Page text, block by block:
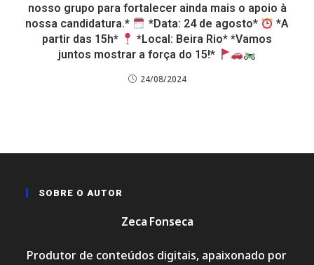
nosso grupo para fortalecer ainda mais o apoio à
nossa candidatura.*
*Data: 24 de agosto*
*A
partir das 15h*
*Local: Beira Rio* *Vamos
juntos mostrar a força do 15!*
24/08/2024
SOBRE O AUTOR
Zeca Fonseca
Produtor de conteúdos digitais, apaixonado por